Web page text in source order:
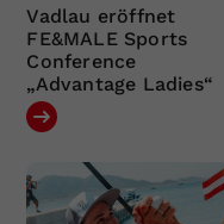
Vadlau eröffnet
FE&MALE Sports
Conference
„Advantage Ladies“